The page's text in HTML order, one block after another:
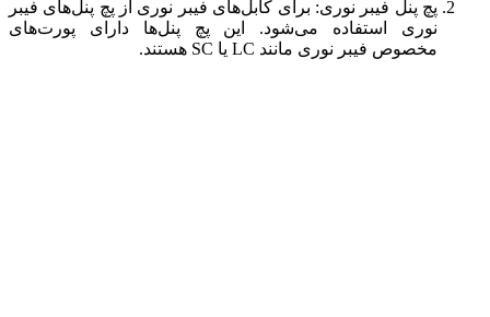
پچ پنل فیبر نوری: برای کابل‌های فیبر نوری از پچ پنل‌های فیبر
نوری استفاده می‌شود. این پچ پنل‌ها دارای پورت‌های
مخصوص فیبر نوری مانند LC یا SC هستند.